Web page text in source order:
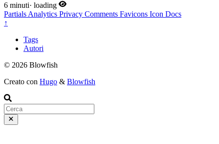
6 minuti· loading
Partials Analytics Privacy Comments Favicons Icon Docs
↑
Tags
Autori
© 2026 Blowfish
Creato con Hugo & Blowfish